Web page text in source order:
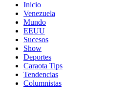
Inicio
Venezuela
Mundo
EEUU
Sucesos
Show
Deportes
Caraota Tips
Tendencias
Columnistas